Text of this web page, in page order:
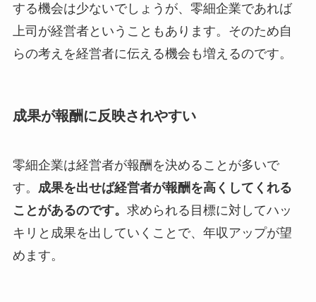
する機会は少ないでしょうが、零細企業であれば
上司が経営者ということもあります。そのため自
らの考えを経営者に伝える機会も増えるのです。
成果が報酬に反映されやすい
零細企業は経営者が報酬を決めることが多いで
す。 成果を出せば経営者が報酬を高くしてくれる
ことがあるのです。 求められる目標に対してハッ
キリと成果を出していくことで、年収アップが望
めます。